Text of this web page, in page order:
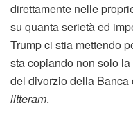
direttamente nelle
su quanta serietà ed
Trump ci stia mettendo
sta copiando non solo
del divorzio della Banca
litteram.